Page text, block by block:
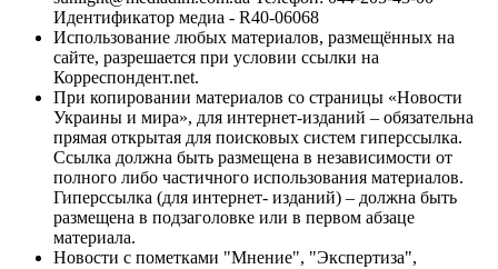
Идентификатор медиа - R40-06068
Использование любых материалов, размещённых на
сайте, разрешается при условии ссылки на
Корреспондент.net.
При копировании материалов со страницы «Новости
Украины и мира», для интернет-изданий – обязательна
прямая открытая для поисковых систем гиперссылка.
Ссылка должна быть размещена в независимости от
полного либо частичного использования материалов.
Гиперссылка (для интернет- изданий) – должна быть
размещена в подзаголовке или в первом абзаце
материала.
Новости с пометками "Мнение", "Экспертиза",